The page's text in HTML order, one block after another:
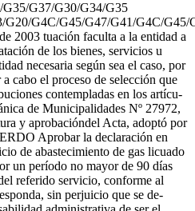
G37/G30/G34/G35
G4C/G45/G47/G41/G4C/G45/
2003 tuación faculta a la entidad a
de los bienes, servicios u
necesaria según sea el caso, por
cabo el proceso de selección que
contempladas en los artícu-
de Municipalidades Nº 27972,
y aprobacióndel Acta, adoptó por
Aprobar la declaración en
de abastecimiento de gas licuado
un período no mayor de 90 días
referido servicio, conforme al
sin perjuicio que se de-